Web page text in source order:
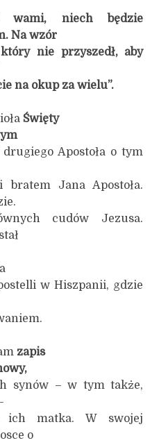
wami, niech będzie
Na wzór
który nie przyszedł, aby
na okup za wielu”.
Święty
Apostoła o tym
bratem Jana Apostoła.
cudów Jezusa.
w Hiszpanii, gdzie
zapis
synów – w tym także,
ich matka. W swojej
o